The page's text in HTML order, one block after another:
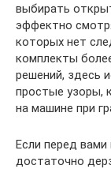
выбирать
эффектно
которых нет
комплекты
решений, здесь
простые узоры,
на машине при
Если перед
достаточно